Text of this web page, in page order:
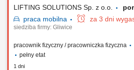
LIFTING SOLUTIONS Sp. z o.o.
praca mobilna za 3 dni
siedziba firmy: Gliwice
pracownik fizyczny / pracowniczka fizyczna
pełny etat
1 dni